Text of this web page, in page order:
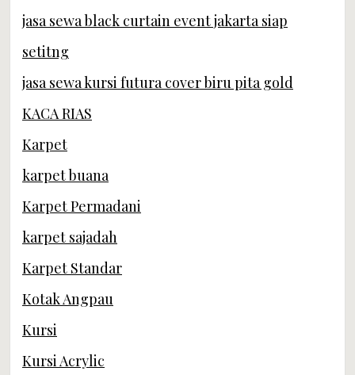
jasa sewa black curtain event jakarta siap
setitng
jasa sewa kursi futura cover biru pita gold
KACA RIAS
Karpet
karpet buana
Karpet Permadani
karpet sajadah
Karpet Standar
Kotak Angpau
Kursi
Kursi Acrylic